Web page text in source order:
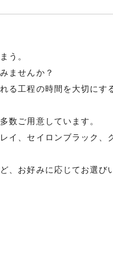
う。
ませんか？
る工程の時間を大切にす
数ご用意しています。
イ、セイロンブラック、
、お好みに応じてお選び